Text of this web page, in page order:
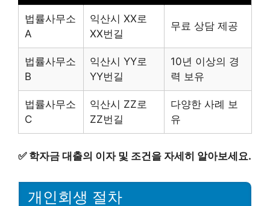
법률사무소
A
익산시 XX로
XX번길
무료 상담 제공
법률사무소
B
익산시 YY로
YY번길
10년 이상의 경
력 보유
법률사무소
C
익산시 ZZ로
ZZ번길
다양한 사례 보
유
✅ 학자금 대출의 이자 및 조건을 자세히 알아보세요.
개인회생 절차